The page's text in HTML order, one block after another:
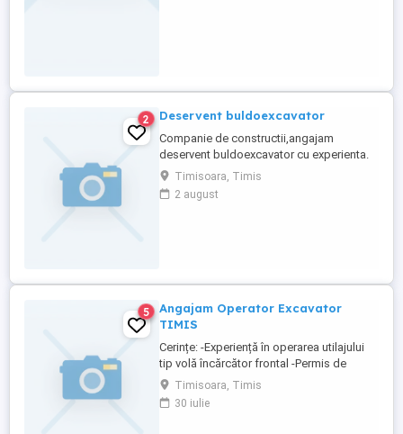
2 Deservent buldoexcavator
Companie de constructii,angajam
deservent buldoexcavator cu experienta.
Timisoara, Timis
2 august
5
Angajam Operator Excavator
TIMIS
Cerințe: -Experiență în operarea utilajului
tip volă încărcător frontal -Permis de
conducere categoria B (categoria C
constituie avantaj) -Atestat -Seriozitate,
punctualitate și responsabilitate
Timisoara, Timis
30 iulie